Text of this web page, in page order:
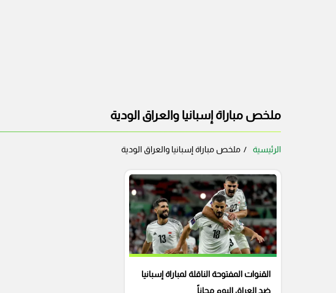
ملخص مباراة إسبانيا والعراق الودية
الرئيسية ملخص مباراة إسبانيا والعراق الودية
القنوات المفتوحة الناقلة لمباراة إسبانيا
ضد العراق اليوم مجاناً